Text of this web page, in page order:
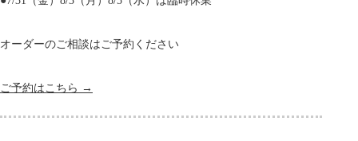
オーダーのご相談はご予約ください
ご予約はこちら →